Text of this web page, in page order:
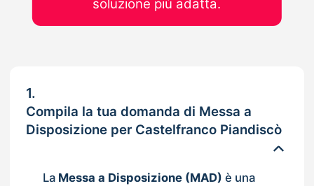
1.
Compila la tua domanda di Messa a
Disposizione per Castelfranco Piandiscò
La Messa a Disposizione (MAD) è una
soluzione più adatta.